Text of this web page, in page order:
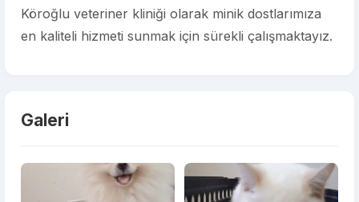
Köroğlu veteriner kliniği olarak minik dostlarımıza
en kaliteli hizmeti sunmak için sürekli çalışmaktayız.
Galeri